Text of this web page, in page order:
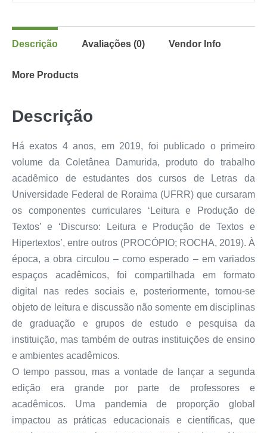
Descrição Avaliações (0) Vendor Info
More Products
Descrição
Há exatos 4 anos, em 2019, foi publicado o primeiro
volume da Coletânea Damurida, produto do trabalho
acadêmico de estudantes dos cursos de Letras da
Universidade Federal de Roraima (UFRR) que cursaram
os componentes curriculares ‘Leitura e Produção de
Textos’ e ‘Discurso: Leitura e Produção de Textos e
Hipertextos’, entre outros (PROCÓPIO; ROCHA, 2019). À
época, a obra circulou – como esperado – em variados
espaços acadêmicos, foi compartilhada em formato
digital nas redes sociais e, posteriormente, tornou-se
objeto de leitura e discussão não somente em disciplinas
de graduação e grupos de estudo e pesquisa da
instituição, mas também de outras instituições de ensino
e ambientes acadêmicos.
O tempo passou, mas a vontade de lançar a segunda
edição era grande por parte de professores e
acadêmicos. Uma pandemia de proporção global
impactou as práticas educacionais e científicas, que